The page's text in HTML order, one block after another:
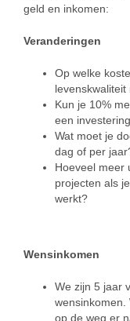
geld en inkomen:
Veranderingen
Op welke
Kun je 10%
een
Wat moet je
dag of per
Hoeveel meer
projecten als
werkt?
Wensinkomen
We zijn 5 jaar
wensinkomen.
op de weg er